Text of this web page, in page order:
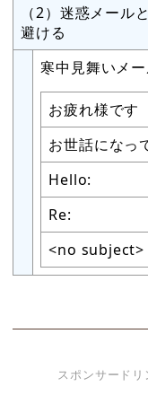
（2）迷惑メール
避ける
寒中見舞いメ
お疲れ様です
お世話になっ
Hello:
Re:
<no subject>
スポンサードリ